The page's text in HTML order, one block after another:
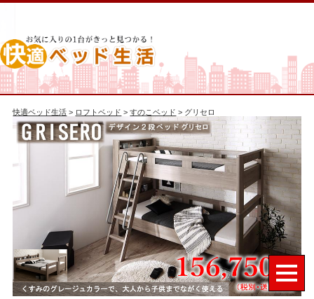
快適ベッド生活 > ロフトベッド >すのこベッド > グリセロ